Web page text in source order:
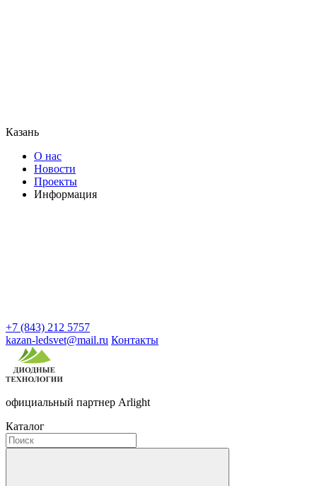
Казань
О нас
Новости
Проекты
Информация
+7 (843) 212 5757
kazan-ledsvet@mail.ru Контакты
официальный партнер Arlight
Каталог